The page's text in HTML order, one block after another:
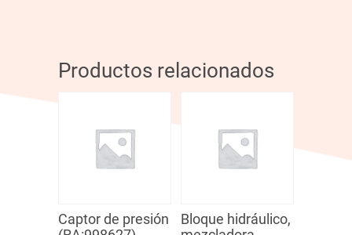
Productos relacionados
Captor de presión
Bloque hidráulico,